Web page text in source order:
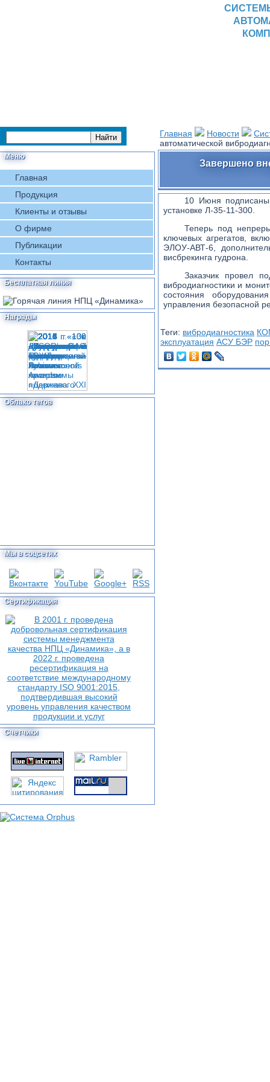
Меню
Главная
Продукция
Клиенты и отзывы
О фирме
Публикации
Контакты
Бесплатная линия
Награды
Облако тегов
Мы в соцсетях
Сертификация
Счетчики
Главная Новости
автоматической
Завершено
10 Июня
установке Л-35-11-300.
Теперь под
ключевых агрегатов,
ЭЛОУ-АВТ-6,
висбрекинга гудрона.
Заказчик провел
вибродиагностики и
состояния
управления безопасной
Теги: вибродиагностика
эксплуатация АСУ БЭР